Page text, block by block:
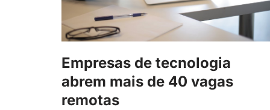
Empresas de tecnologia
abrem mais de 40 vagas
remotas